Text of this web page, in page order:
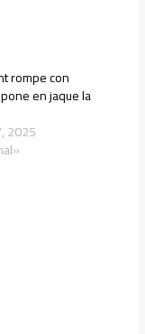
rompe con
en jaque la
2025